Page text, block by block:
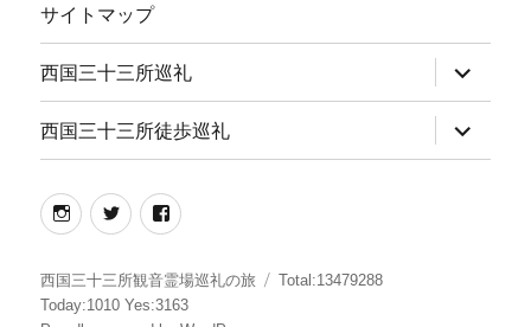
ー
を
展
開
サイトマップ
西国三十三所巡礼
ブ
メ
ニ
ュ
ー
西国三十三所徒歩巡礼
ブ
メ
instagram
twitterfacebook
西国三十三所観音霊場巡礼の旅
Total:13479288
Today:1010 Yes:3163